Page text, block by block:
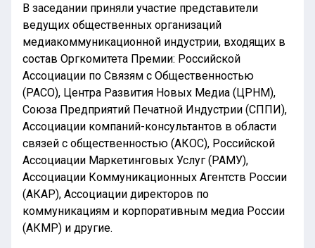
В заседании приняли участие представители
ведущих общественных организаций
медиакоммуникационной индустрии, входящих в
состав Оргкомитета Премии: Российской
Ассоциации по Связям с Общественностью
(РАСО), Центра Развития Новых Медиа (ЦРНМ),
Союза Предприятий Печатной Индустрии (СППИ),
Ассоциации компаний-консультантов в области
связей с общественностью (АКОС), Российской
Ассоциации Маркетинговых Услуг (РАМУ),
Ассоциации Коммуникационных Агентств России
(АКАР), Ассоциации директоров по
коммуникациям и корпоративным медиа России
(АКМР) и другие.